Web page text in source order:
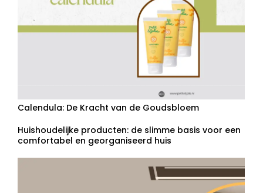
Calendula: De Kracht van de Goudsbloem
Huishoudelijke producten: de slimme basis voor een
comfortabel en georganiseerd huis